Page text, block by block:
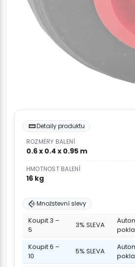
Detaily produktu
ROZMĚRY BALENÍ
0.6 x 0.4 x 0.95 m
HMOTNOST BALENÍ
16 kg
Množstevní slevy
Koupit 3 –
5
3% SLEVA
Koupit 6 –
10
5% SLEVA